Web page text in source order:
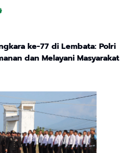
ke-77 di Lembata: Polri
dan Melayani Masyarakat